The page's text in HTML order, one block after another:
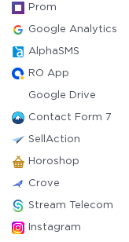
Prom
Google Analytics
AlphaSMS
RO App
Google Drive
Contact Form 7
SellAction
Horoshop
Crove
Stream Telecom
Instagram